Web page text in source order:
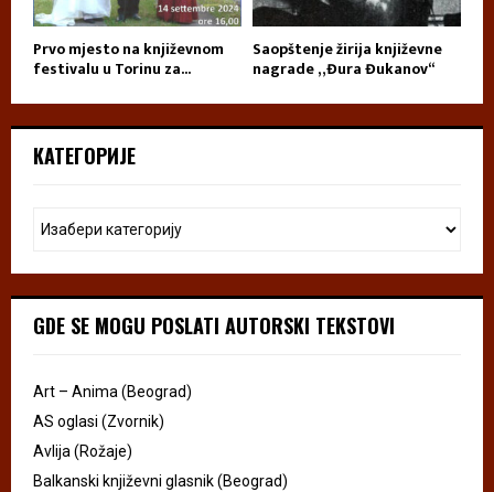
Prvo mjesto na književnom
festivalu u Torinu za...
Saopštenje žirija književne
nagrade „Đura Đukanov“
КАТЕГОРИЈЕ
GDE SE MOGU POSLATI AUTORSKI TEKSTOVI
Art – Anima (Beograd)
AS oglasi (Zvornik)
Avlija (Rožaje)
Balkanski književni glasnik (Beograd)